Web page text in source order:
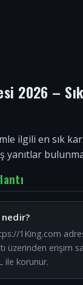
2026 –
ilgili en sık
yanıtlar
1King.com
üzerinden erişim
ile korunur.